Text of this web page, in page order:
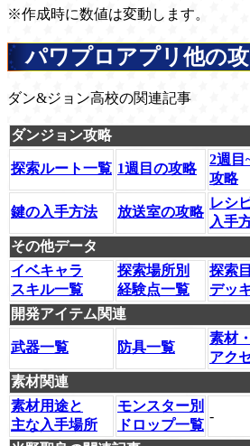
※作成時に数値は変動します。
パワプロアプリ他の
ダン&ジョン高校の関連記事
ダンジョン攻略
探索ルート一覧 1週目の攻略
2週目
攻略
鍵の入手方法 放送室の攻略
レシ
入手
その他データ
イベキャラ
スキル一覧
探索場所別
経験点一覧
探索
デッ
開発アイテム関連
武器一覧 防具一覧
素材・
アク
素材関連
素材用途と
主な入手場所
モンスター別
ドロップ一覧
-